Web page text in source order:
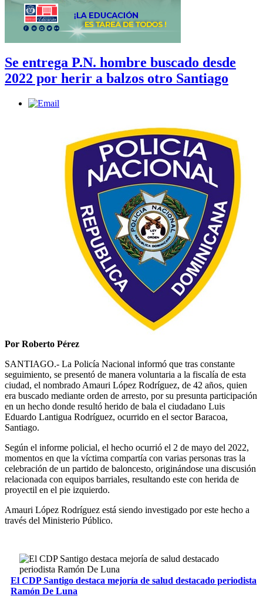
Se entrega P.N. hombre buscado desde
2022 por herir a balzos otro Santiago
Por Roberto Pérez
SANTIAGO.- La Policía Nacional informó que tras constante
seguimiento, se presentó de manera voluntaria a la fiscalía de esta
ciudad, el nombrado Amauri López Rodríguez, de 42 años, quien
era buscado mediante orden de arresto, por su presunta participación
en un hecho donde resultó herido de bala el ciudadano Luis
Eduardo Lantigua Rodríguez, ocurrido en el sector Baracoa,
Santiago.
Según el informe policial, el hecho ocurrió el 2 de mayo del 2022,
momentos en que la víctima compartía con varias personas tras la
celebración de un partido de baloncesto, originándose una discusión
relacionada con equipos barriales, resultando este con herida de
proyectil en el pie izquierdo.
Amauri López Rodríguez está siendo investigado por este hecho a
través del Ministerio Público.
El CDP Santigo destaca mejoría de salud destacado periodista
Ramón De Luna